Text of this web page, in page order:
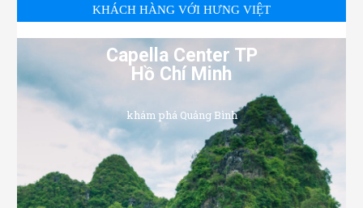
KHÁCH HÀNG VỚI HƯNG VIỆT
Capella Center TP
Hồ Chí Minh
khám phá Quảng Bình